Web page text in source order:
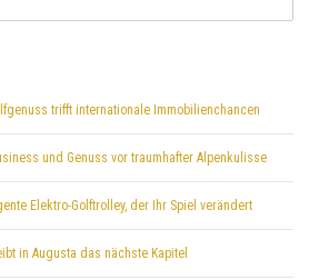
trifft internationale Immobilienchancen
und Genuss vor traumhafter Alpenkulisse
Elektro-Golftrolley, der Ihr Spiel verändert
in Augusta das nächste Kapitel